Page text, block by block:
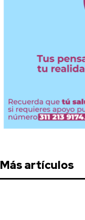
Más artículos